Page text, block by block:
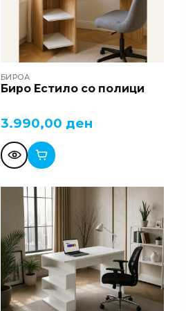
БИРОА
Биро Естило со полици
3.990,00 ден